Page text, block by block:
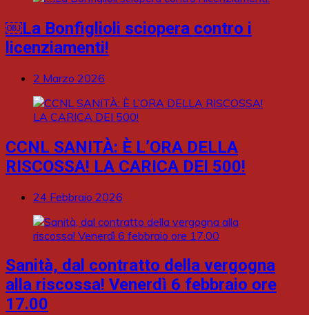
￼La Bonfiglioli sciopera contro i
licenziamenti!
2 Marzo 2026
CCNL SANITÀ: È L’ORA DELLA
RISCOSSA! LA CARICA DEI 500!
24 Febbraio 2026
Sanità, dal contratto della vergogna
alla riscossa! Venerdì 6 febbraio ore
17.00